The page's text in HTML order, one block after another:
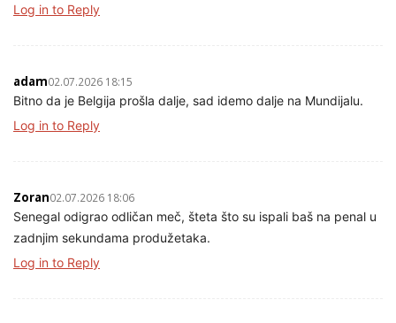
Log in to Reply
adam02.07.2026 18:15
Bitno da je Belgija prošla dalje, sad idemo dalje na Mundijalu.
Log in to Reply
Zoran02.07.2026 18:06
Senegal odigrao odličan meč, šteta što su ispali baš na penal u
zadnjim sekundama produžetaka.
Log in to Reply